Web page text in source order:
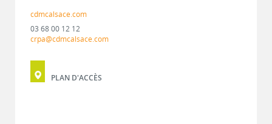
cdmcalsace.com
03 68 00 12 12
crpa@cdmcalsace.com
PLAN D'ACCÈS